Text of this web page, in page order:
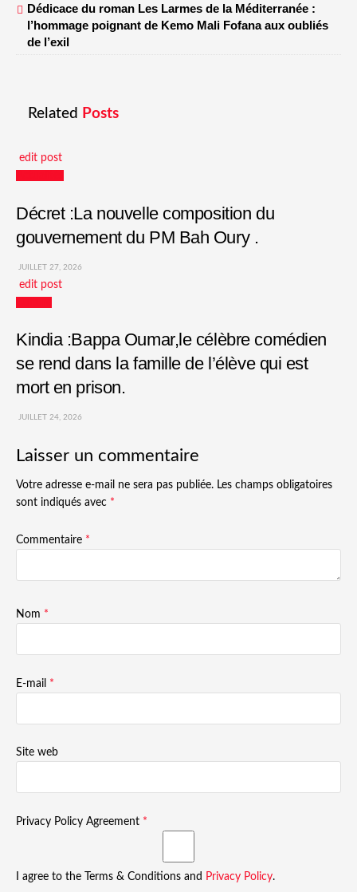
Dédicace du roman Les Larmes de la Méditerranée :
l’hommage poignant de Kemo Mali Fofana aux oubliés
de l’exil
Related Posts
edit post
Décret :La nouvelle composition du
gouvernement du PM Bah Oury .
JUILLET 27, 2026
edit post
Kindia :Bappa Oumar,le célèbre comédien
se rend dans la famille de l’élève qui est
mort en prison.
JUILLET 24, 2026
Laisser un commentaire
Votre adresse e-mail ne sera pas publiée. Les champs obligatoires
sont indiqués avec *
Commentaire *
Nom *
E-mail *
Site web
Privacy Policy Agreement *
I agree to the Terms & Conditions and Privacy Policy.